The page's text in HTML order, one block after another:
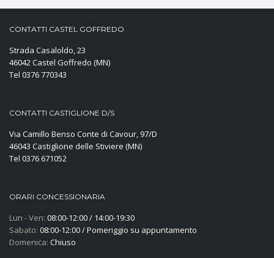
CONTATTI CASTEL GOFFREDO
Strada Casaloldo, 23
46042 Castel Goffredo (MN)
Tel 0376 770343
CONTATTI CASTIGLIONE D/S
Via Camillo Benso Conte di Cavour, 97/D
46043 Castiglione delle Stiviere (MN)
Tel 0376 671052
ORARI CONCESSIONARIA
Lun - Ven: 08:00-12:00 / 14:00-19:30
Sabato: 08:00-12:00 / Pomeriggio su appuntamento
Domenica: Chiuso